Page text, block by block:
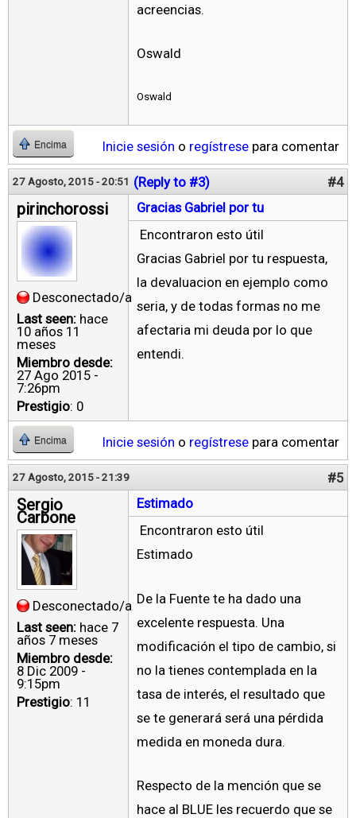
acreencias.
Oswald
Oswald
Encima Inicie sesión o regístrese para comentar
27 Agosto, 2015 - 20:51 (Reply to #3) #4
pirinchorossi
Desconectado/a
Last seen: hace
10 años 11
meses
Miembro desde:
27 Ago 2015 -
7:26pm
Prestigio: 0
Gracias Gabriel por tu
Encontraron esto útil
Gracias Gabriel por tu respuesta,
la devaluacion en ejemplo como
seria, y de todas formas no me
afectaria mi deuda por lo que
entendi.
Encima Inicie sesión o regístrese para comentar
27 Agosto, 2015 - 21:39 #5
Sergio
Carbone
Desconectado/a
Last seen: hace 7
años 7 meses
Miembro desde:
8 Dic 2009 -
9:15pm
Prestigio: 11
Estimado
Encontraron esto útil
Estimado
De la Fuente te ha dado una
excelente respuesta. Una
modificación el tipo de cambio, si
no la tienes contemplada en la
tasa de interés, el resultado que
se te generará será una pérdida
medida en moneda dura.
Respecto de la mención que se
hace al BLUE les recuerdo que se